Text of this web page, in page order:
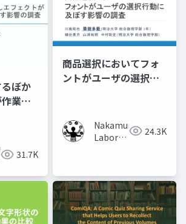
ぼか
業時
31.7K
商品選択においてフォ
ントがユーザの選択行
Nakamura
Laboratory 24.3K